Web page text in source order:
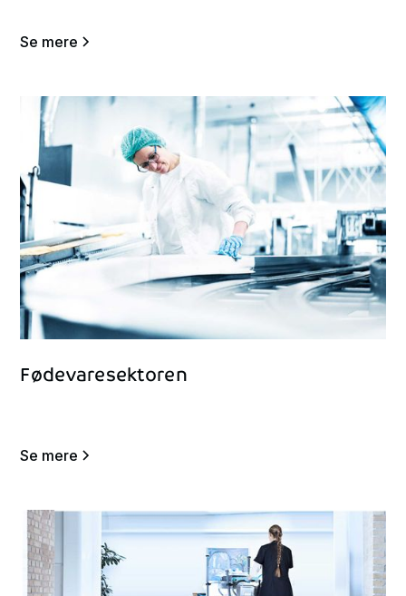
Se mere
Fødevaresektoren
Se mere